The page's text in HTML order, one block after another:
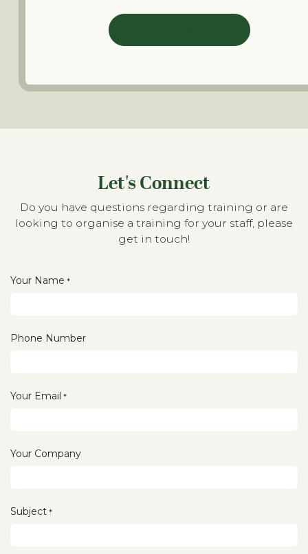
Let's Connect
Do you have questions regarding training or are
looking to organise a training for your staff, please
get in touch!
Your Name *
Phone Number
Your Email *
Your Company
Subject *